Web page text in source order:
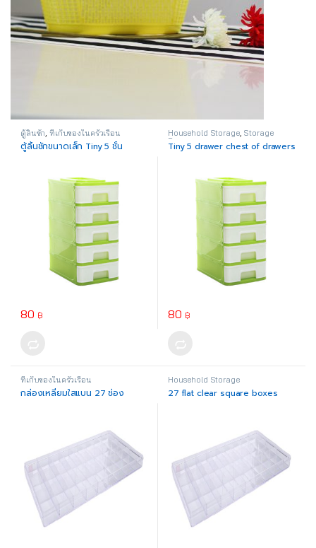
ตู้ลิ้นชัก,ที่เก็บของในครัวเรือน
ตู้ลิ้นชักขนาดเล็ก Tiny 5 ชั้น
80 ฿
This product has multiple variants. The options may be chosen
Household Storage, Storage
Drawer
Tiny 5 drawer chest of drawers
80 ฿
This product has multiple
ที่เก็บของในครัวเรือน
กล่องเหลี่ยมใสแบน 27 ช่อง
Household Storage
27 flat clear square boxes